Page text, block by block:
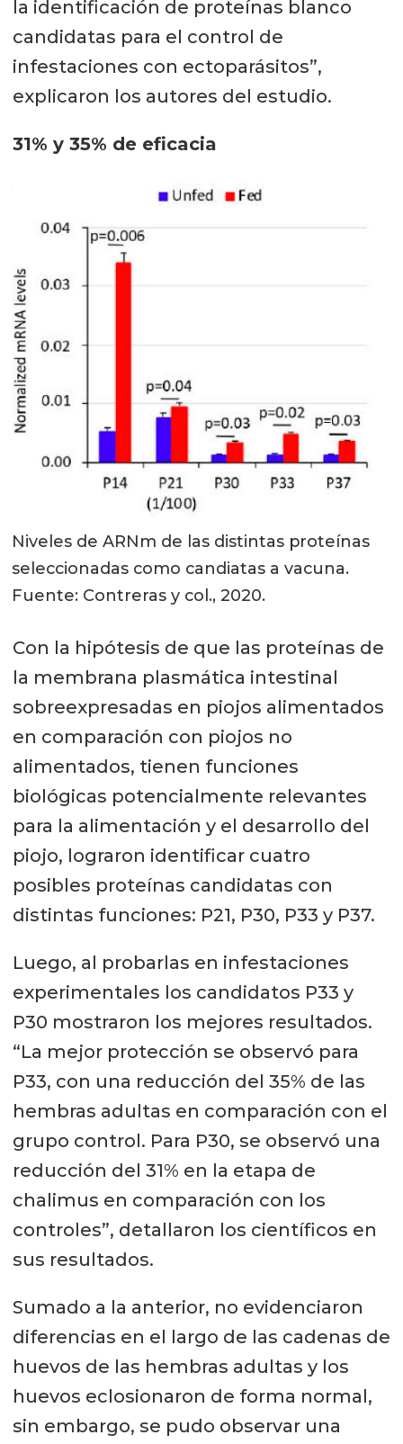
la identificación de proteínas blanco
candidatas para el control de
infestaciones con ectoparásitos”,
explicaron los autores del estudio.
31% y 35% de eficacia
Niveles de ARNm de las distintas proteínas
seleccionadas como candiatas a vacuna.
Fuente: Contreras y col., 2020.
Con la hipótesis de que las proteínas de
la membrana plasmática intestinal
sobreexpresadas en piojos alimentados
en comparación con piojos no
alimentados, tienen funciones
biológicas potencialmente relevantes
para la alimentación y el desarrollo del
piojo, lograron identificar cuatro
posibles proteínas candidatas con
distintas funciones: P21, P30, P33 y P37.
Luego, al probarlas en infestaciones
experimentales los candidatos P33 y
P30 mostraron los mejores resultados.
“La mejor protección se observó para
P33, con una reducción del 35% de las
hembras adultas en comparación con el
grupo control. Para P30, se observó una
reducción del 31% en la etapa de
chalimus en comparación con los
controles”, detallaron los científicos en
sus resultados.
Sumado a la anterior, no evidenciaron
diferencias en el largo de las cadenas de
huevos de las hembras adultas y los
huevos eclosionaron de forma normal,
sin embargo, se pudo observar una